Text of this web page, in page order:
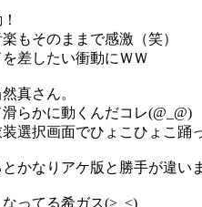
もそのままで感激（笑）
差したい衝動にＷＷ
真さん。
らかに動くんだコレ(@_@)
選択画面でひょこひょこ
かなりアケ版と勝手が違い
ってる希ガス(>_<)